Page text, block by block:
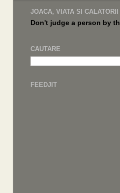
JOACA, VIATA SI CALATORII
Don't judge a person by
CAUTARE
FEEDJIT